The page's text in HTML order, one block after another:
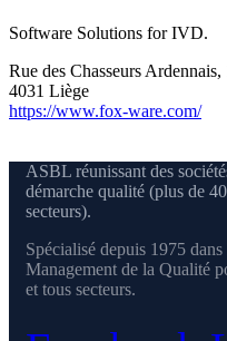
Software Solutions for IVD.
Rue des Chasseurs Ardennais,
4031 Liège
https://www.fox-ware.com/
ASBL réunissant des
démarche qualité (plus de
secteurs).
Spécialisé depuis 1975
Management de la Qualité
et tous secteurs.